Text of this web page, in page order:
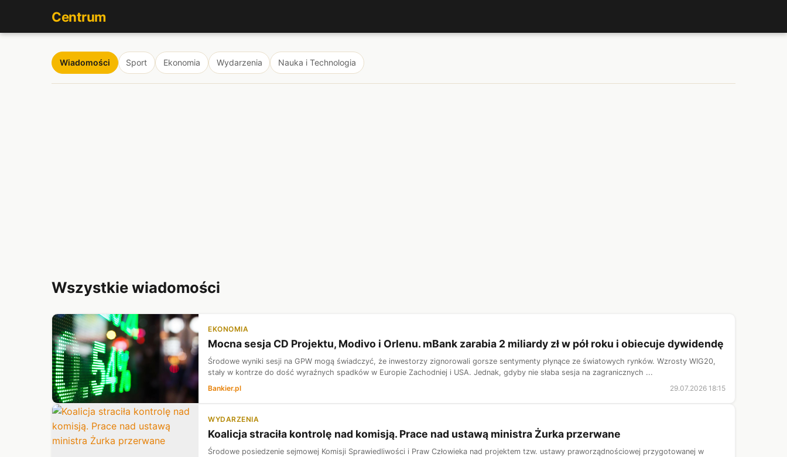
Centrum
Wiadomości Sport Ekonomia Wydarzenia Nauka i Technologia
Wszystkie wiadomości
EKONOMIA
Mocna sesja CD Projektu, Modivo i Orlenu. mBank zarabia 2 miliardy zł w pół roku i obiecuje dywidendę
Środowe wyniki sesji na GPW mogą świadczyć, że inwestorzy zignorowali gorsze sentymenty płynące ze światowych rynków. Wzrosty WIG20,
stały w kontrze do dość wyraźnych spadków w Europie Zachodniej i USA. Jednak, gdyby nie słaba sesja na zagranicznych ...
Bankier.pl
29.07.2026 18:15
WYDARZENIA
Koalicja straciła kontrolę nad komisją. Prace nad ustawą ministra Żurka przerwane
Środowe posiedzenie sejmowej Komisji Sprawiedliwości i Praw Człowieka nad projektem tzw. ustawy praworządnościowej przygotowanej w